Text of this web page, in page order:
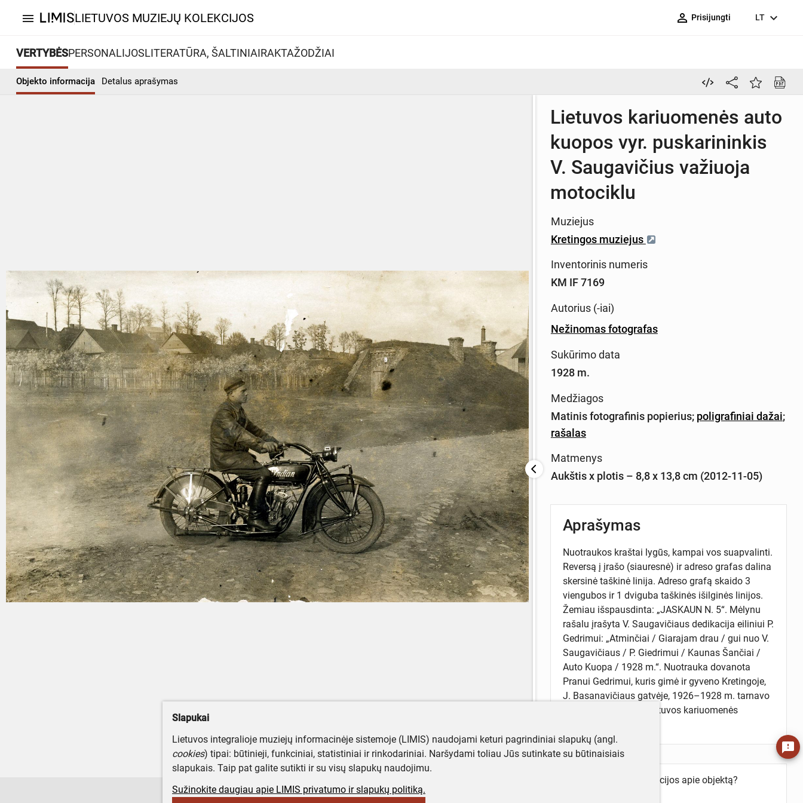
menu LIETUVOS MUZIEJŲ KOLEKCIJOS person_outline Prisijungti LT expand_more
VERTYBĖSPERSONALIJOSLITERATŪRA, ŠALTINIAIRAKTAŽODŽIAI
Objekto informacija Detalus aprašymas
Lietuvos kariuomenės auto
kuopos vyr. puskarininkis
V. Saugavičius važiuoja
motociklu
Muziejus
Kretingos muziejus
Inventorinis numeris
KM IF 7169
Autorius (-iai)
Nežinomas fotografas
Sukūrimo data
1928 m.
Medžiagos
Matinis fotografinis popierius; poligrafiniai dažai;
rašalas
Matmenys
Aukštis x plotis – 8,8 x 13,8 cm (2012-11-05)
Aprašymas
Nuotraukos kraštai lygūs, kampai vos suapvalinti.
Reversą į įrašo (siauresnė) ir adreso grafas dalina
skersinė taškinė linija. Adreso grafą skaido 3
viengubos ir 1 dviguba taškinės išilginės linijos.
Žemiau išspausdinta: „JASKAUN N. 5“. Mėlynu
rašalu įrašyta V. Saugavičiaus dedikacija eiliniui P.
Gedrimui: „Atminčiai / Giarajam drau / gui nuo V.
Saugavičiaus / P. Giedrimui / Kaunas Šančiai /
Auto Kuopa / 1928 m.“. Nuotrauka dovanota
Pranui Gedrimui, kuris gimė ir gyveno Kretingoje,
J. Basanavičiaus gatvėje, 1926–1928 m. tarnavo
Šančiuose (Kaune) Lietuvos kariuomenės
Turite daugiau informacijos apie objektą?
feedback
Slapukai
Lietuvos integralioje muziejų informacinėje sistemoje (LIMIS) naudojami keturi pagrindiniai slapukų (angl.
cookies) tipai: būtinieji, funkciniai, statistiniai ir rinkodariniai. Naršydami toliau Jūs sutinkate su būtinaisiais
slapukais. Taip pat galite sutikti ir su visų slapukų naudojimu.
Sužinokite daugiau apie LIMIS privatumo ir slapukų politiką.